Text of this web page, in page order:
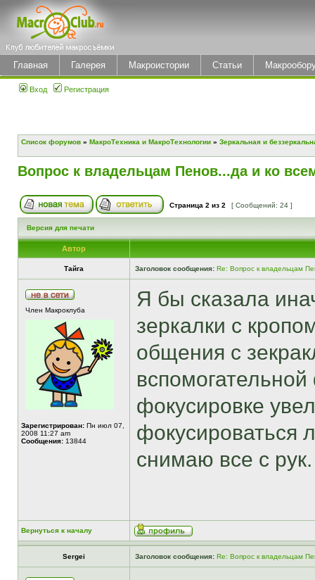
Главная Галерея Макроистории Статьи
Вход Регистрация
Список форумов » МакроТехника и МакроТехнологии » Зеркальная и
Вопрос к владельцам Пенов...да и ко
Страница 2 из 2 [ Сообщений: 24 ]
Версия для печати
Автор
Тайга Заголовок сообщения: Re: Вопрос к владельцам
Член Макроклуба
Зарегистрирован: Пн июл 07,
2008 11:27 am
Сообщения: 13844
Я бы сказала
зеркалки с
общения с
фокусировке
фокусироваться
снимаю все с рук.
Вернуться к началу
Sergei Заголовок сообщения: Re: Вопрос к владельцам